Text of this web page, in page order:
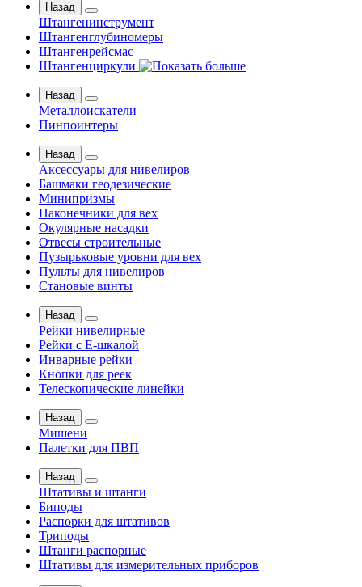
Назад
Штангенинструмент
Штангенглубиномеры
Штангенрейсмас
Штангенциркули
Назад
Металлоискатели
Пинпоинтеры
Назад
Аксессуары для нивелиров
Башмаки геодезические
Минипризмы
Наконечники для вех
Окулярные насадки
Отвесы строительные
Пузырьковые уровни для вех
Пульты для нивелиров
Становые винты
Назад
Рейки нивелирные
Рейки с Е-шкалой
Инварные рейки
Кнопки для реек
Телескопические линейки
Назад
Мишени
Палетки для ПВП
Назад
Штативы и штанги
Биподы
Распорки для штативов
Триподы
Штанги распорные
Штативы для измерительных приборов